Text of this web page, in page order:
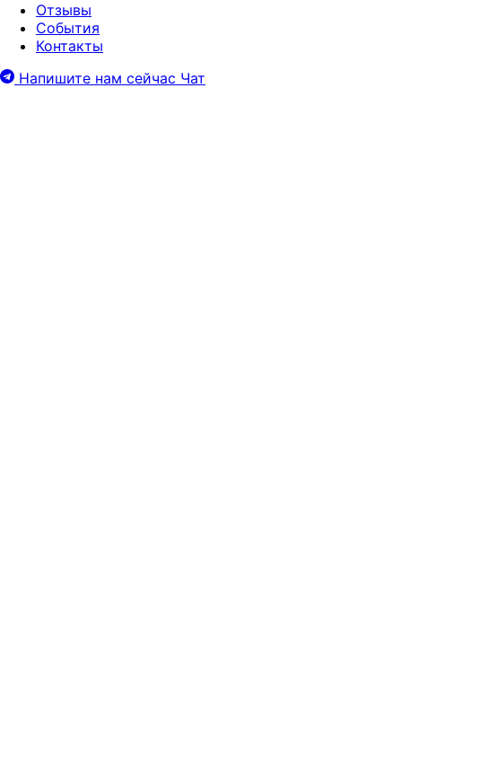
Отзывы
События
Контакты
Напишите нам сейчас Чат